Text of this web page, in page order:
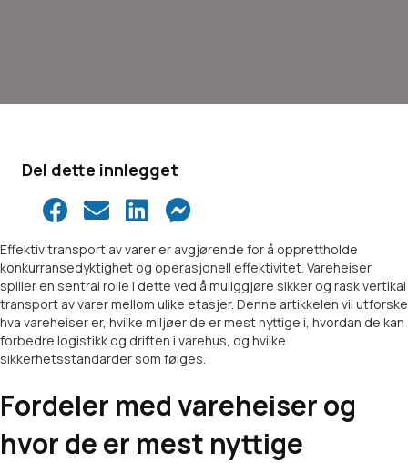
Del dette innlegget
Effektiv transport av varer er avgjørende for å opprettholde
konkurransedyktighet og operasjonell effektivitet. Vareheiser
spiller en sentral rolle i dette ved å muliggjøre sikker og rask vertikal
transport av varer mellom ulike etasjer. Denne artikkelen vil utforske
hva vareheiser er, hvilke miljøer de er mest nyttige i, hvordan de kan
forbedre logistikk og driften i varehus, og hvilke
sikkerhetsstandarder som følges.
Fordeler med vareheiser og
hvor de er mest nyttige